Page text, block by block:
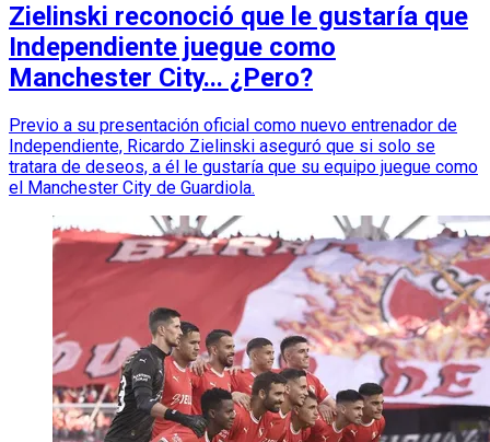
Zielinski reconoció que le gustaría que
Independiente juegue como
Manchester City... ¿Pero?
Previo a su presentación oficial como nuevo entrenador de
Independiente, Ricardo Zielinski aseguró que si solo se
tratara de deseos, a él le gustaría que su equipo juegue como
el Manchester City de Guardiola.